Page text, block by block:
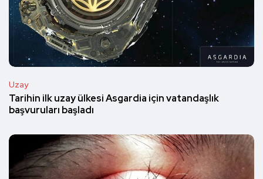
Uzay
Tarihin ilk uzay ülkesi Asgardia için vatandaşlık
başvuruları başladı